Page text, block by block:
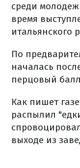
среди
время
итальянского
По
началась
перцовый
Как пишет
распылил
выходе из